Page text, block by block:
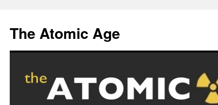
content
The Atomic Age